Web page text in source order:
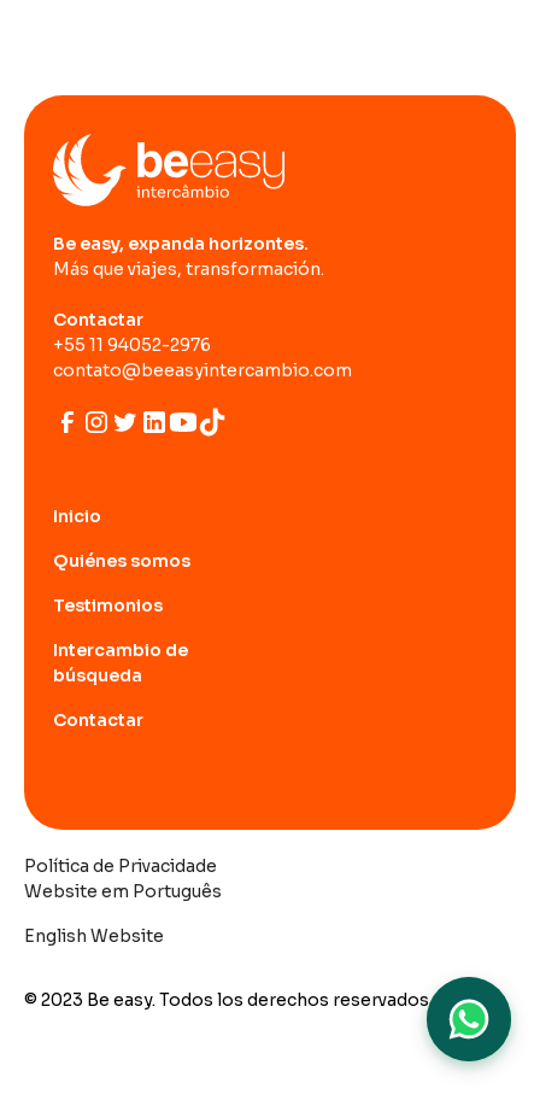
Be easy, expanda horizontes.
Más que viajes, transformación.
Contactar
+55 11 94052-2976
contato@beeasyintercambio.com
Inicio
Quiénes somos
Testimonios
Intercambio de
búsqueda
Contactar
© 2023 Be easy. Todos los derechos reservados.
Website em Português
English Website
Política de Privacidade